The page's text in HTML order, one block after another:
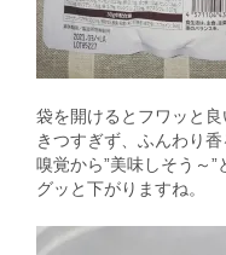
袋を開けるとフワッと
きつすぎず、ふんわり香
嗅覚から”美味しそう～
グッと下がりますね。